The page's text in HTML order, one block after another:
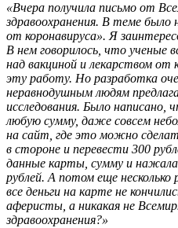
«Вчера получила письмо от
здравоохранения. В теме было
от коронавируса». Я
В нем говорилось, что ученые
над вакциной и лекарством от
эту работу. Но разработка
неравнодушным людям
исследования. Было
любую сумму, даже совсем
на сайт, где это можно
в стороне и перевести 300
данные карты, сумму и
рублей. А потом еще
все деньги на карте не
аферисты, а никакая не
здравоохранения?»